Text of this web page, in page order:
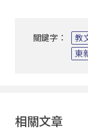
關鍵字： 教
東
相關文章